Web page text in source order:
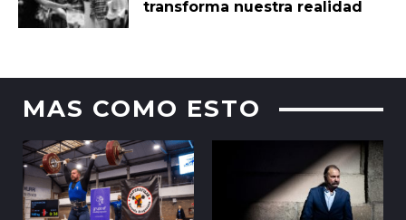
transforma nuestra realidad
MAS COMO ESTO